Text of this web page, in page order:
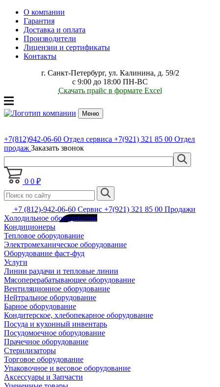
О компании
Гарантия
Доставка и оплата
Производители
Лицензии и сертификаты
Контакты
г. Санкт-Петербург, ул. Калинина, д. 59/2
с 9:00 до 18:00 ПН-ВС
Скачать прайс в формате Excel
Меню
+7(812)942-06-60 Отдел сервиса +7(921) 321 85 00 Отдел
продаж Заказать звонок
0 0 ₽
+7 (812)-942-06-60 Сервис +7(921) 321 85 00 Продажи
Холодильное оборудование
Кондиционеры
Тепловое оборудование
Электромеханическое оборудование
Оборудование фаст-фуд
Услуги
Линии раздачи и тепловые линии
Мясоперерабатывающее оборудование
Вентиляционное оборудование
Нейтральное оборудование
Барное оборудование
Кондитерское, хлебопекарное оборудование
Посуда и кухонный инвентарь
Посудомоечное оборудование
Прачечное оборудование
Стерилизаторы
Торговое оборудование
Упаковочное и весовое оборудование
Аксессуары и Запчасти